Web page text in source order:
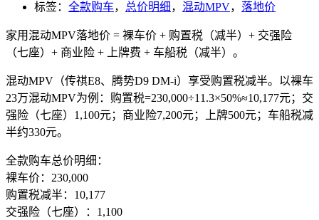
标签： 全款购车， 总价明细 ， 混动MPV， 落地价
家用混动MPV落地价 = 裸车价 + 购置税（减半）+ 交强险
（七座）+ 商业险 + 上牌费 + 车船税（减半）。
混动MPV（传祺E8、腾势D9 DM-i）享受购置税减半。以裸车
23万混动MPV为例：购置税=230,000÷11.3×50%≈10,177元；交
强险（七座）1,100元；商业险7,200元；上牌500元；车船税减
半约330元。
全款购车总价明细：
裸车价：230,000
购置税减半：10,177
交强险（七座）：1,100